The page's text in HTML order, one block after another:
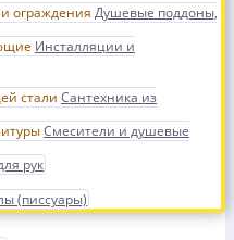
Душевые поддоны,
Инсталляции и
Сантехника из
Смесители и душевые
рук
(писсуары)